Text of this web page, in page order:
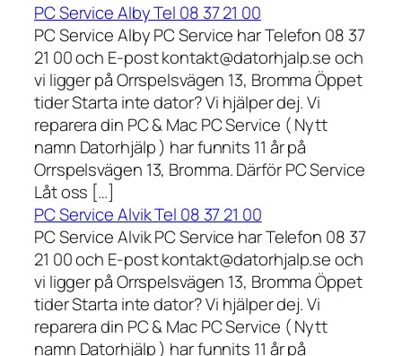
PC Service Alby Tel 08 37 21 00
PC Service Alby PC Service har Telefon 08 37
21 00 och E-post kontakt@datorhjalp.se och
vi ligger på Orrspelsvägen 13, Bromma Öppet
tider Starta inte dator? Vi hjälper dej. Vi
reparera din PC & Mac PC Service ( Nytt
namn Datorhjälp ) har funnits 11 år på
Orrspelsvägen 13, Bromma. Därför PC Service
Låt oss […]
PC Service Alvik Tel 08 37 21 00
PC Service Alvik PC Service har Telefon 08 37
21 00 och E-post kontakt@datorhjalp.se och
vi ligger på Orrspelsvägen 13, Bromma Öppet
tider Starta inte dator? Vi hjälper dej. Vi
reparera din PC & Mac PC Service ( Nytt
namn Datorhjälp ) har funnits 11 år på